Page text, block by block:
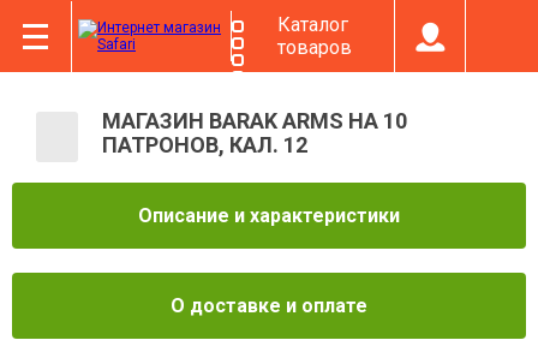
Каталог
товаров
МАГАЗИН BARAK ARMS НА 10
ПАТРОНОВ, КАЛ. 12
Описание и характеристики
О доставке и оплате